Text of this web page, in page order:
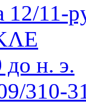
12/11-
н. э.
310-